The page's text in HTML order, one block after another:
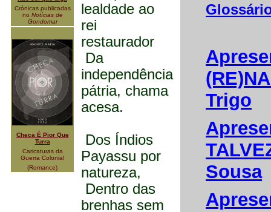
Crónicas publicadas
no Notícias de
Gondomar
Checa É Pior Que
Turra
Caricaturas da
Guerra Colonial
(Romance)
lealdade ao
rei
restaurador
Da
independência
pátria, chama
acesa.
Dos Índios
Payassu por
natureza,
Dentro das
brenhas sem
Trigo
Sousa